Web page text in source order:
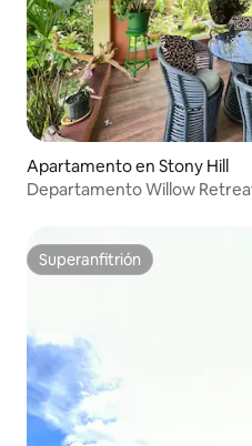
Apartamento en Stony Hill
Departamento Willow
Superanfitrión
Superanfitrión